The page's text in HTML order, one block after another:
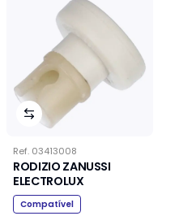
Ref. 03413008
RODIZIO ZANUSSI
ELECTROLUX
Compatível